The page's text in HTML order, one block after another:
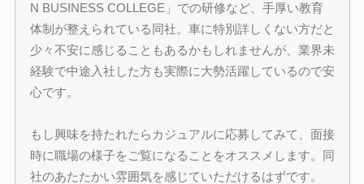
N BUSINESS COLLEGE」での研修など、手厚い教育
体制が整えられている同社。車に特別詳しくない方だと
少々不安に感じることもあるかもしれませんが、業界未
経験で中途入社した方も実際に大勢活躍しているので安
心です。
もし興味を持たれたらカジュアルに応募してみて、面接
時に職場の様子をご覧になることをオススメします。同
社のあたたかい雰囲気を感じていただけるはずです。